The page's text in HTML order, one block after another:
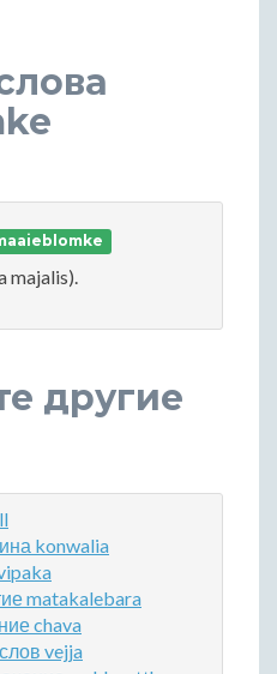
majalis).
другие
konwalia
matakalebara
chava
vejja